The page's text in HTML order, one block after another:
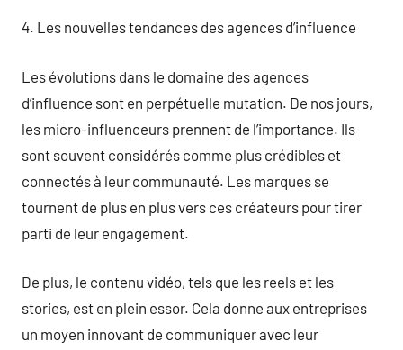
4. Les nouvelles tendances des agences d’influence
Les évolutions dans le domaine des agences
d’influence sont en perpétuelle mutation. De nos jours,
les micro-influenceurs prennent de l’importance. Ils
sont souvent considérés comme plus crédibles et
connectés à leur communauté. Les marques se
tournent de plus en plus vers ces créateurs pour tirer
parti de leur engagement.
De plus, le contenu vidéo, tels que les reels et les
stories, est en plein essor. Cela donne aux entreprises
un moyen innovant de communiquer avec leur